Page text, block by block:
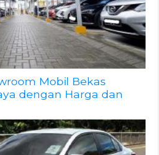
Mobil Bekas
dengan Harga dan